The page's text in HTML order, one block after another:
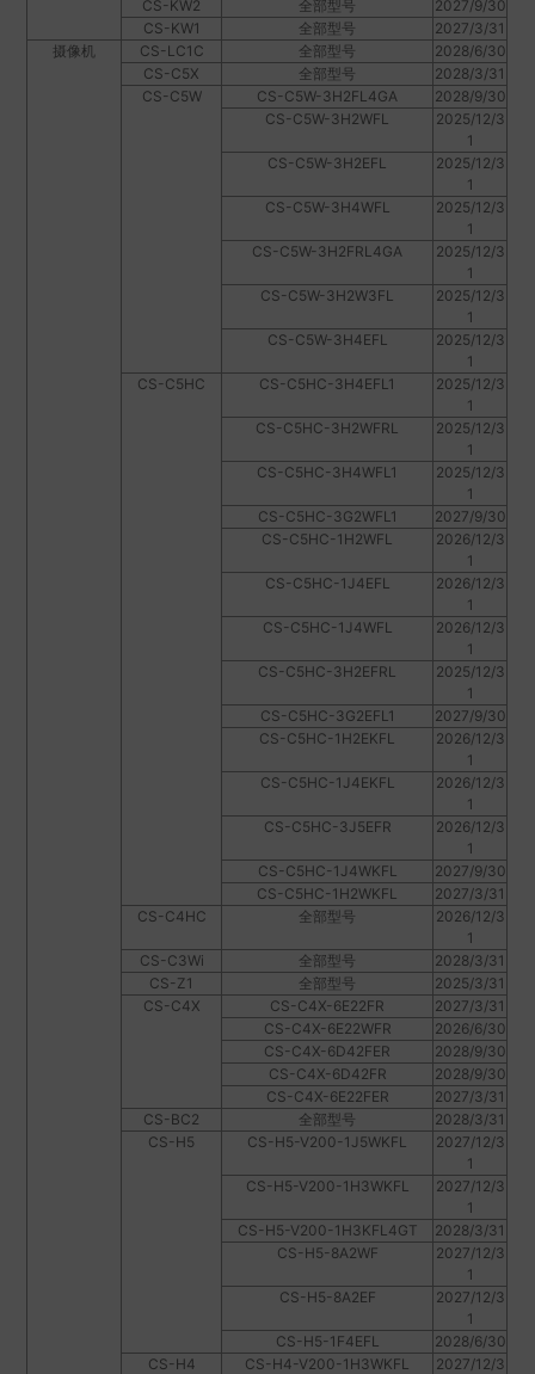
CS-KW2
全部型号
2027/9/30
CS-KW1
全部型号
2027/3/31
摄像机
CS-LC1C 全部型号
2028/6/30
CS-C5X
全部型号
2028/3/31
CS-C5W
CS-C5W-3H2FL4GA
2028/9/30
CS-C5W-3H2WFL
2025/12/3
1
CS-C5W-3H2EFL
2025/12/3
1
CS-C5W-3H4WFL
2025/12/3
1
CS-C5W-3H2FRL4GA
2025/12/3
1
CS-C5W-3H2W3FL
2025/12/3
1
CS-C5W-3H4EFL
2025/12/3
1
CS-C5HC
CS-C5HC-3H4EFL1
2025/12/3
1
CS-C5HC-3H2WFRL
2025/12/3
1
CS-C5HC-3H4WFL1
2025/12/3
1
CS-C5HC-3G2WFL1
2027/9/30
CS-C5HC-1H2WFL
2026/12/3
1
CS-C5HC-1J4EFL
2026/12/3
1
CS-C5HC-1J4WFL
2026/12/3
1
CS-C5HC-3H2EFRL
2025/12/3
1
CS-C5HC-3G2EFL1
2027/9/30
CS-C5HC-1H2EKFL
2026/12/3
1
CS-C5HC-1J4EKFL
2026/12/3
1
CS-C5HC-3J5EFR
2026/12/3
1
CS-C5HC-1J4WKFL
2027/9/30
CS-C5HC-1H2WKFL
2027/3/31
CS-C4HC
全部型号
2026/12/3
1
CS-C3Wi
全部型号
2028/3/31
CS-Z1
全部型号
2025/3/31
CS-C4X
CS-C4X-6E22FR
2027/3/31
CS-C4X-6E22WFR
2026/6/30
CS-C4X-6D42FER
2028/9/30
CS-C4X-6D42FR
2028/9/30
CS-C4X-6E22FER
2027/3/31
CS-BC2
全部型号
2028/3/31
CS-H5
CS-H5-V200-1J5WKFL
2027/12/3
1
CS-H5-V200-1H3WKFL
2027/12/3
1
CS-H5-V200-1H3KFL4GT
2028/3/31
CS-H5-8A2WF
2027/12/3
1
CS-H5-8A2EF
2027/12/3
1
CS-H5-1F4EFL
2028/6/30
CS-H4
CS-H4-V200-1H3WKFL
2027/12/3